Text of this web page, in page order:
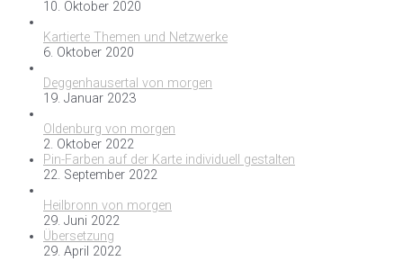
10. Oktober 2020
Kartierte Themen und Netzwerke
6. Oktober 2020
Deggenhausertal von morgen
19. Januar 2023
Oldenburg von morgen
2. Oktober 2022
Pin-Farben auf der Karte individuell gestalten
22. September 2022
Heilbronn von morgen
29. Juni 2022
Übersetzung
29. April 2022